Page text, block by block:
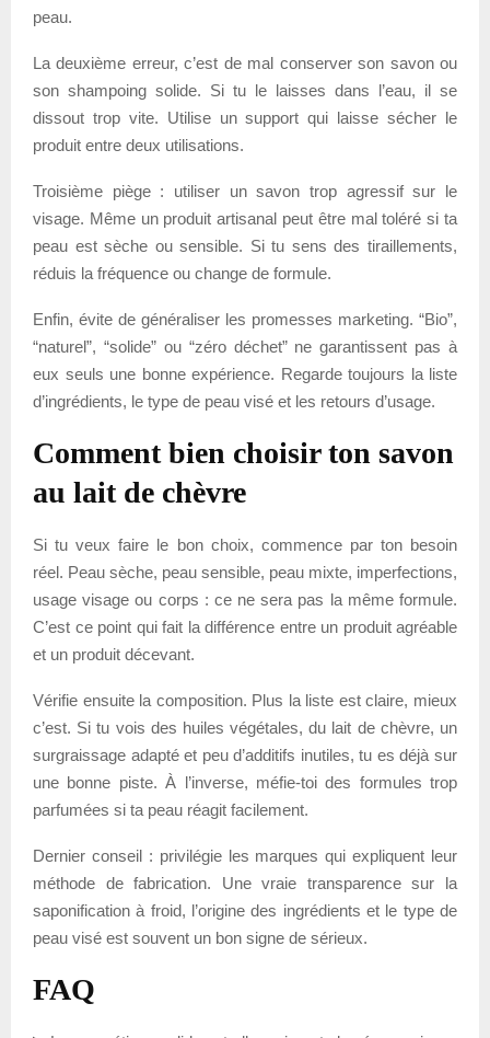
peau.
La deuxième erreur, c’est de mal conserver son savon ou
son shampoing solide. Si tu le laisses dans l’eau, il se
dissout trop vite. Utilise un support qui laisse sécher le
produit entre deux utilisations.
Troisième piège : utiliser un savon trop agressif sur le
visage. Même un produit artisanal peut être mal toléré si ta
peau est sèche ou sensible. Si tu sens des tiraillements,
réduis la fréquence ou change de formule.
Enfin, évite de généraliser les promesses marketing. “Bio”,
“naturel”, “solide” ou “zéro déchet” ne garantissent pas à
eux seuls une bonne expérience. Regarde toujours la liste
d’ingrédients, le type de peau visé et les retours d’usage.
Comment bien choisir ton savon
au lait de chèvre
Si tu veux faire le bon choix, commence par ton besoin
réel. Peau sèche, peau sensible, peau mixte, imperfections,
usage visage ou corps : ce ne sera pas la même formule.
C’est ce point qui fait la différence entre un produit agréable
et un produit décevant.
Vérifie ensuite la composition. Plus la liste est claire, mieux
c’est. Si tu vois des huiles végétales, du lait de chèvre, un
surgraissage adapté et peu d’additifs inutiles, tu es déjà sur
une bonne piste. À l’inverse, méfie-toi des formules trop
parfumées si ta peau réagit facilement.
Dernier conseil : privilégie les marques qui expliquent leur
méthode de fabrication. Une vraie transparence sur la
saponification à froid, l’origine des ingrédients et le type de
peau visé est souvent un bon signe de sérieux.
FAQ